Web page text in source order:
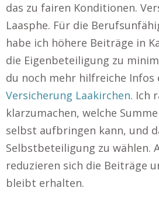
das zu fairen Konditionen.
Laasphe. Für die
habe ich höhere Beiträge in
die Eigenbeteiligung zu
du noch mehr hilfreiche Infos
Versicherung Laakirchen. Ich
klarzumachen, welche
selbst aufbringen kann, und
Selbstbeteiligung zu wählen.
reduzieren sich die Beiträge
bleibt erhalten.